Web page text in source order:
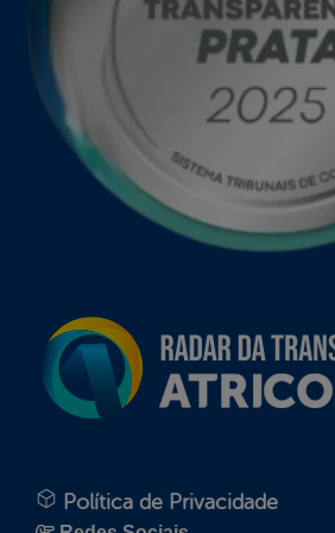
Política de Privacidade